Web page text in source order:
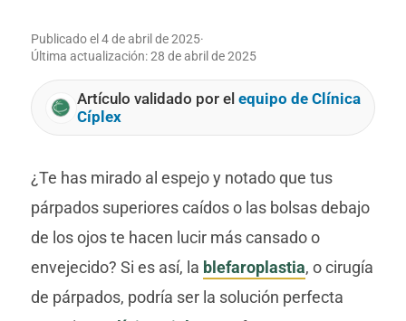
Publicado el 4 de abril de 2025·
Última actualización:28 de abril de 2025
Artículo validado por el equipo de Clínica
Cíplex
¿Te has mirado al espejo y notado que tus
párpados superiores caídos o las bolsas debajo
de los ojos te hacen lucir más cansado o
envejecido? Si es así, la blefaroplastia, o cirugía
de párpados, podría ser la solución perfecta